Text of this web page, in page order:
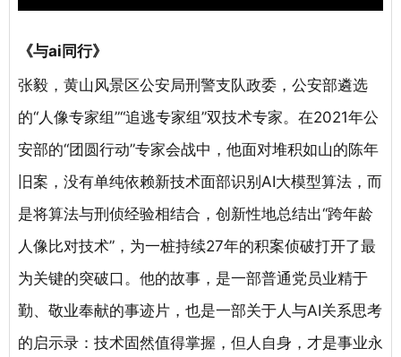
《与ai同行》
张毅，黄山风景区公安局刑警支队政委，公安部遴选
的“人像专家组”“追逃专家组”双技术专家。在2021年公
安部的“团圆行动”专家会战中，他面对堆积如山的陈年
旧案，没有单纯依赖新技术面部识别AI大模型算法，而
是将算法与刑侦经验相结合，创新性地总结出“跨年龄
人像比对技术”，为一桩持续27年的积案侦破打开了最
为关键的突破口。他的故事，是一部普通党员业精于
勤、敬业奉献的事迹片，也是一部关于人与AI关系思考
的启示录：技术固然值得掌握，但人自身，才是事业永